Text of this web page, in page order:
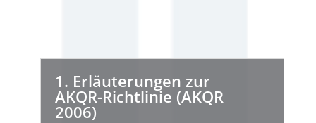
1. Erläuterungen zur
AKQR-Richtlinie (AKQR
2006)